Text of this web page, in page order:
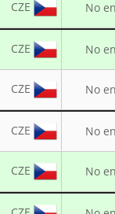
CZE No
CZE No
CZE No
CZE No
CZE No